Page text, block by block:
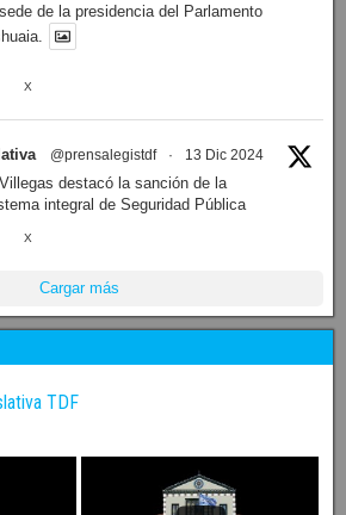
de la presidencia del Parlamento
X
@prensalegistdf · 13 Dic 2024
destacó la sanción de la
integral de Seguridad Pública
X
Cargar más
TDF